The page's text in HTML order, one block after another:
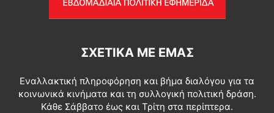
ΣΧΕΤΙΚΆ ΜΕ ΕΜΆΣ
Εναλλακτική πληροφόρηση και βήμα διαλόγου για τα
κοινωνικά κινήματα και τη συλλογική πολιτική δράση.
Κάθε Σάββατο έως και Τρίτη στα περίπτερα.